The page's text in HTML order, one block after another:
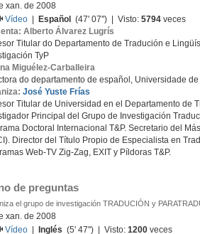
xan. de 2008
Vídeo
Español (47' 07'') | Visto:5794 veces
Alberto Álvarez Lugrís
Titular do Departamento de Tradución e
TyP
Miguélez-Carballeira
do departamento de español, Universidade
José Yuste Frías
Titular de Universidad en el Departamento de
Principal del Grupo de Investigación
Doctoral Internacional T&P. Secretario del
Director del Título Propio de Especialista en
Web-TV Zig-Zag, EXIT y Píldoras T&P.
de preguntas
el grupo de investigación TRADUCIÓN y
xan. de 2008
Vídeo
Inglés (5' 47'') | Visto:1200 veces